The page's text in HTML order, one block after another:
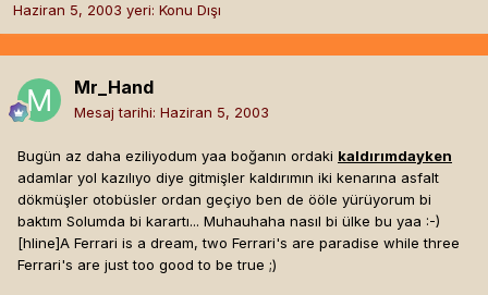
Haziran 5, 2003 yeri: Konu Dışı
Mr_Hand
Mesaj tarihi: Haziran 5, 2003
Bugün az daha eziliyodum yaa boğanın ordaki kaldırımdayken
adamlar yol kazılıyo diye gitmişler kaldırımın iki kenarına asfalt
dökmüşler otobüsler ordan geçiyo ben de ööle yürüyorum bi
baktım Solumda bi karartı... Muhauhaha nasıl bi ülke bu yaa :-)
[hline]A Ferrari is a dream, two Ferrari's are paradise while three
Ferrari's are just too good to be true ;)